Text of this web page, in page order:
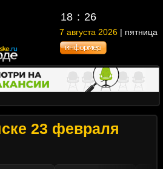
18 26
7 августа 2026 | пятница
23 февраля